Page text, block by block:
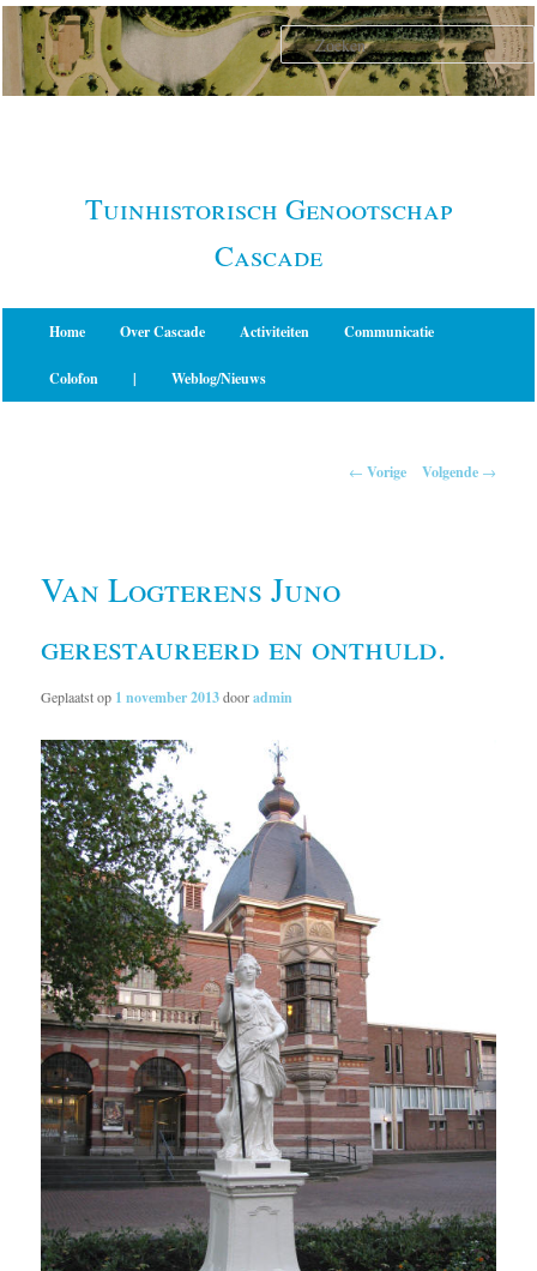
Spring
naar
primaire
Tuinhistorisch Genootschap
Cascade
Home Over Cascade Activiteiten Communicatie
Colofon | Weblog/Nieuws
← Vorige Volgende →
Van Logterens Juno
gerestaureerd en onthuld.
Geplaatst op 1 november 2013dooradmin